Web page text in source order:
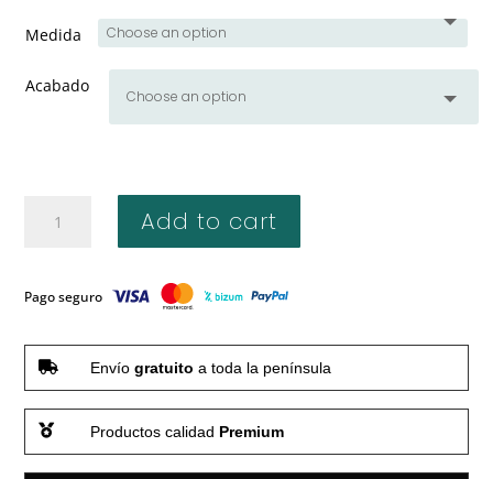
Medida
Acabado
Magna
quantity
Add to cart
Pago seguro
 Envíogratuito a toda la península
 Productos calidad Premium